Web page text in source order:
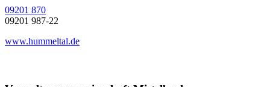
09201 870
09201 987-22
www.hummeltal.de